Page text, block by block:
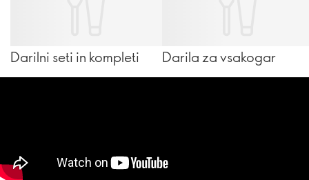
Darilni seti in kompleti Darila za vsakogar